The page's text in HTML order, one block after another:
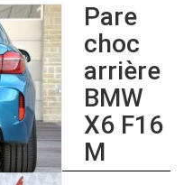
Pare
choc
arrière
BMW
X6 F16
M